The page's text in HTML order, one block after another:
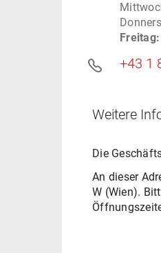
Freitag:
+43 1
Weitere
Die
An dieser
W (Wien).